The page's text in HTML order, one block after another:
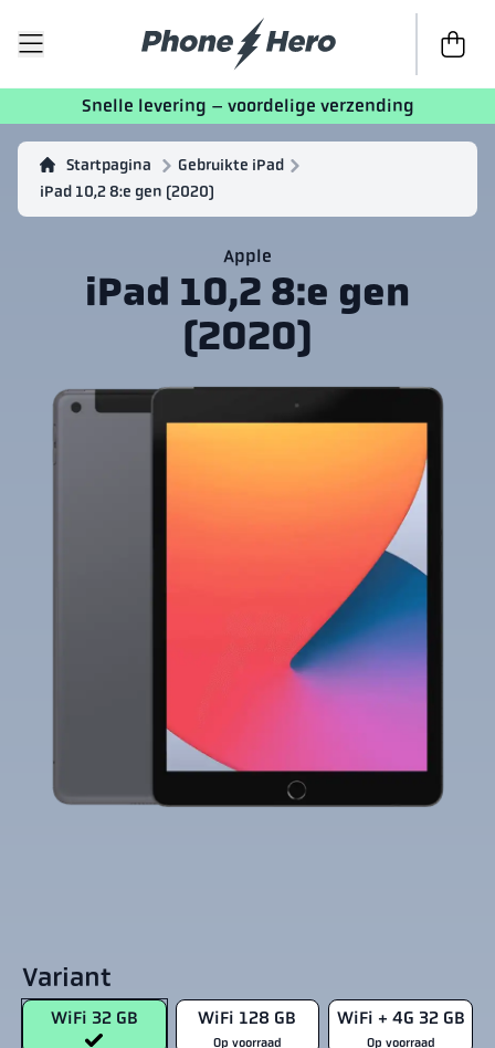
Naar
Snelle levering – voordelige verzending
Startpagina
Gebruikte iPad
iPad 10,2 8:e gen (2020)
Apple
iPad 10,2 8:e gen
(2020)
Variant
WiFi 32 GB WiFi 128 GB
Op voorraad
WiFi + 4G 32 GB
Op voorraad